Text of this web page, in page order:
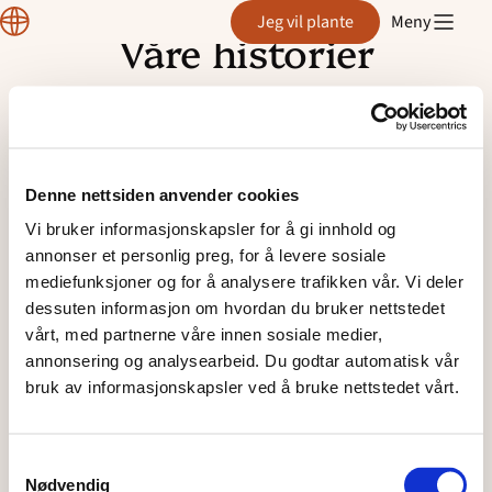
Denne nettsiden anvender cookies
Vi bruker informasjonskapsler for å gi innhold og
annonser et personlig preg, for å levere sosiale
mediefunksjoner og for å analysere trafikken vår. Vi deler
dessuten informasjon om hvordan du bruker nettstedet
vårt, med partnerne våre innen sosiale medier,
annonsering og analysearbeid. Du godtar automatisk vår
bruk av informasjonskapsler ved å bruke nettstedet vårt.
Nødvendig
til
Plante Jeg vil plante Meny
Våre historier
18.06.2026